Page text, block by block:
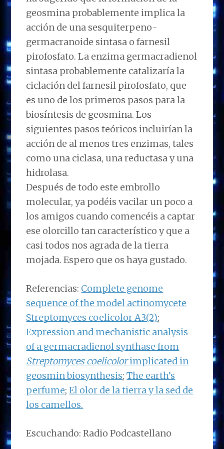
geosmina probablemente implica la
acción de una sesquiterpeno-
germacranoide sintasa o farnesil
pirofosfato. La enzima germacradienol
sintasa probablemente catalizaría la
ciclación del farnesil pirofosfato, que
es uno de los primeros pasos para la
biosíntesis de geosmina. Los
siguientes pasos teóricos incluirían la
acción de al menos tres enzimas, tales
como una ciclasa, una reductasa y una
hidrolasa.
Después de todo este embrollo
molecular, ya podéis vacilar un poco a
los amigos cuando comencéis a captar
ese olorcillo tan característico y que a
casi todos nos agrada de la tierra
mojada. Espero que os haya gustado.
Referencias: Complete genome
sequence of the model actinomycete
Streptomyces coelicolor A3(2);
Expression and mechanistic analysis
of a germacradienol synthase from
Streptomyces coelicolorimplicated in
geosmin biosynthesis;The earth’s
perfume;El olor de la tierra y la sed de
los camellos.
Escuchando: Radio Podcastellano